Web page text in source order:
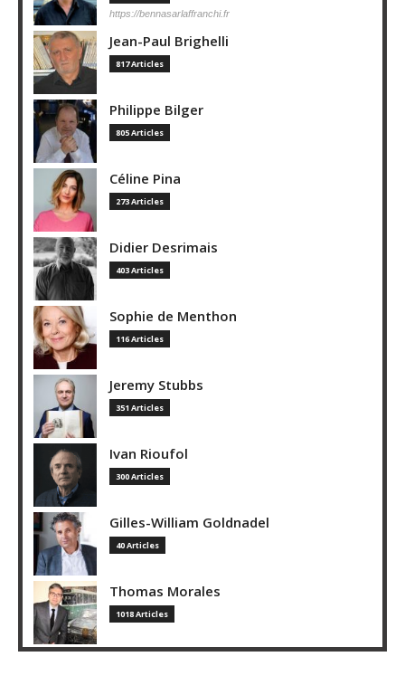
https://bennasarlaffranchi.fr
Jean-Paul Brighelli
817 Articles
Philippe Bilger
805 Articles
Céline Pina
273 Articles
Didier Desrimais
403 Articles
Sophie de Menthon
116 Articles
Jeremy Stubbs
351 Articles
Ivan Rioufol
300 Articles
Gilles-William Goldnadel
40 Articles
Thomas Morales
1018 Articles